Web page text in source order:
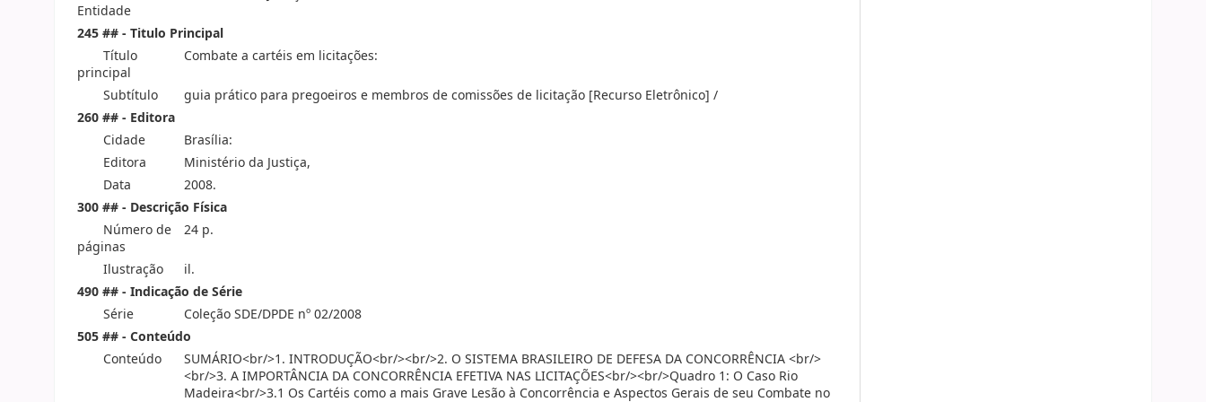
Entidade
245 ## - Titulo Principal
Título
principal
Combate a cartéis em licitações:
Subtítulo
guia prático para pregoeiros e membros de comissões de licitação [Recurso Eletrônico] /
260 ## - Editora
Cidade
Brasília:
Editora
Ministério da Justiça,
Data
2008.
300 ## - Descrição Física
Número de
páginas
24 p.
Ilustração
il.
490 ## - Indicação de Série
Série
Coleção SDE/DPDE nº 02/2008
505 ## - Conteúdo
Conteúdo
SUMÁRIO<br/>1. INTRODUÇÃO<br/><br/>2. O SISTEMA BRASILEIRO DE DEFESA DA CONCORRÊNCIA <br/>
<br/>3. A IMPORTÂNCIA DA CONCORRÊNCIA EFETIVA NAS LICITAÇÕES<br/><br/>Quadro 1: O Caso Rio
Madeira<br/>3.1 Os Cartéis como a mais Grave Lesão à Concorrência e Aspectos Gerais de seu Combate no